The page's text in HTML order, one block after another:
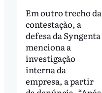
Em outro trecho da
contestação, a
defesa da Syngenta
menciona a
investigação
interna da
empresa, a partir